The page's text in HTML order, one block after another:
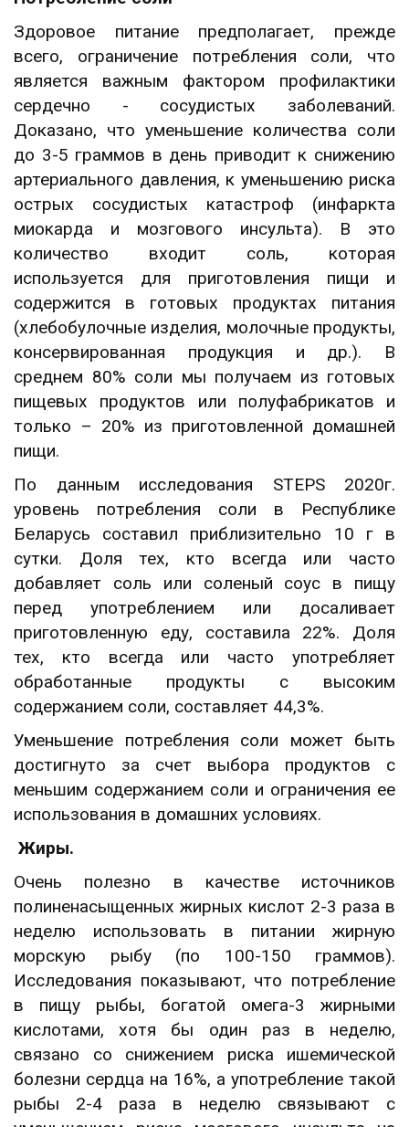
Здоровое питание предполагает, прежде
всего, ограничение потребления соли, что
является важным фактором профилактики
сердечно - сосудистых заболеваний.
Доказано, что уменьшение количества соли
до 3-5 граммов в день приводит к снижению
артериального давления, к уменьшению риска
острых сосудистых катастроф (инфаркта
миокарда и мозгового инсульта). В это
количество входит соль, которая
используется для приготовления пищи и
содержится в готовых продуктах питания
(хлебобулочные изделия, молочные продукты,
консервированная продукция и др.). В
среднем 80% соли мы получаем из готовых
пищевых продуктов или полуфабрикатов и
только – 20% из приготовленной домашней
пищи.
По данным исследования STEPS 2020г.
уровень потребления соли в Республике
Беларусь составил приблизительно 10 г в
сутки. Доля тех, кто всегда или часто
добавляет соль или соленый соус в пищу
перед употреблением или досаливает
приготовленную еду, составила 22%. Доля
тех, кто всегда или часто употребляет
обработанные продукты с высоким
содержанием соли, составляет 44,3%.
Уменьшение потребления соли может быть
достигнуто за счет выбора продуктов с
меньшим содержанием соли и ограничения ее
использования в домашних условиях.
Жиры.
Очень полезно в качестве источников
полиненасыщенных жирных кислот 2-3 раза в
неделю использовать в питании жирную
морскую рыбу (по 100-150 граммов).
Исследования показывают, что потребление
в пищу рыбы, богатой омега-3 жирными
кислотами, хотя бы один раз в неделю,
связано со снижением риска ишемической
болезни сердца на 16%, а употребление такой
рыбы 2-4 раза в неделю связывают с